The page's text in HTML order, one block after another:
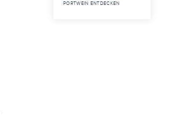
PORTWEIN ENTDECKEN